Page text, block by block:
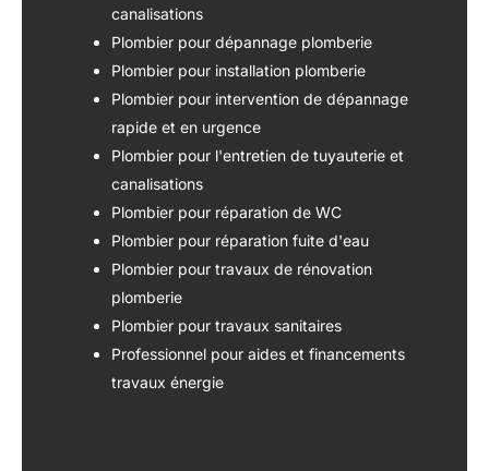
canalisations
Plombier pour dépannage plomberie
Plombier pour installation plomberie
Plombier pour intervention de dépannage
rapide et en urgence
Plombier pour l'entretien de tuyauterie et
canalisations
Plombier pour réparation de WC
Plombier pour réparation fuite d'eau
Plombier pour travaux de rénovation
plomberie
Plombier pour travaux sanitaires
Professionnel pour aides et financements
travaux énergie